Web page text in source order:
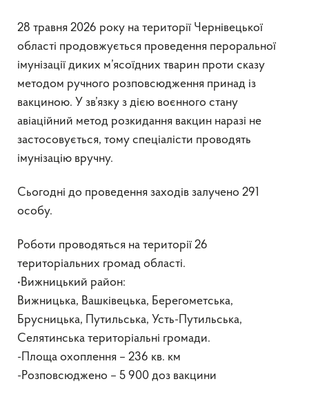
28 травня 2026 року на території Чернівецької
області продовжується проведення пероральної
імунізації диких м’ясоїдних тварин проти сказу
методом ручного розповсюдження принад із
вакциною. У зв’язку з дією воєнного стану
авіаційний метод розкидання вакцин наразі не
застосовується, тому спеціалісти проводять
імунізацію вручну.
Сьогодні до проведення заходів залучено 291
особу.
Роботи проводяться на території 26
територіальних громад області.
•Вижницький район:
Вижницька, Вашківецька, Берегометська,
Брусницька, Путильська, Усть-Путильська,
Селятинська територіальні громади.
-Площа охоплення – 236 кв. км
-Розповсюджено – 5 900 доз вакцини